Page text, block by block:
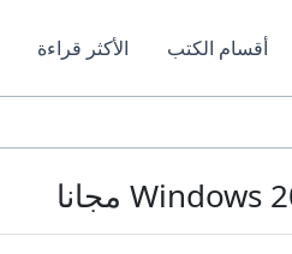
أقسام الكتب الأكثر قراءة